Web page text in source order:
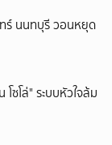
ร์ นนทบุรี วอนหยุด
ซโล่" ระบบหัวใจล้ม